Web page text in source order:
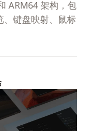
ARM64 架构，包
、键盘映射、鼠标